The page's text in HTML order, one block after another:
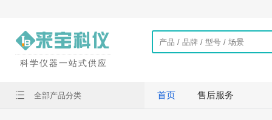
科学仪器一站式供应
全部产品分类 首页 售后服务